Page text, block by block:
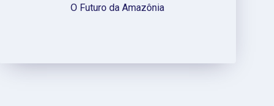
O Futuro da Amazônia